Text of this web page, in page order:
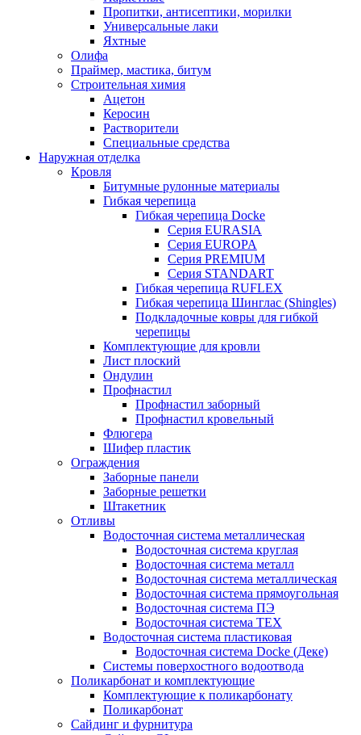
Пропитки, антисептики, морилки
Универсальные лаки
Яхтные
Олифа
Праймер, мастика, битум
Строительная химия
Ацетон
Керосин
Растворители
Специальные средства
Наружная отделка
Кровля
Битумные рулонные материалы
Гибкая черепица
Гибкая черепица Docke
Серия EURASIA
Серия EUROPA
Серия PREMIUM
Серия STANDART
Гибкая черепица RUFLEX
Гибкая черепица Шинглас (Shingles)
Подкладочные ковры для гибкой
черепицы
Комплектующие для кровли
Лист плоский
Ондулин
Профнастил
Профнастил заборный
Профнастил кровельный
Флюгера
Шифер пластик
Ограждения
Заборные панели
Заборные решетки
Штакетник
Отливы
Водосточная система металлическая
Водосточная система круглая
Водосточная система металл
Водосточная система металлическая
Водосточная система прямоугольная
Водосточная система ПЭ
Водосточная система ТЕХ
Водосточная система пластиковая
Водосточная система Docke (Деке)
Системы поверхостного водоотвода
Поликарбонат и комплектующие
Комплектующие к поликарбонату
Поликарбонат
Сайдинг и фурнитура